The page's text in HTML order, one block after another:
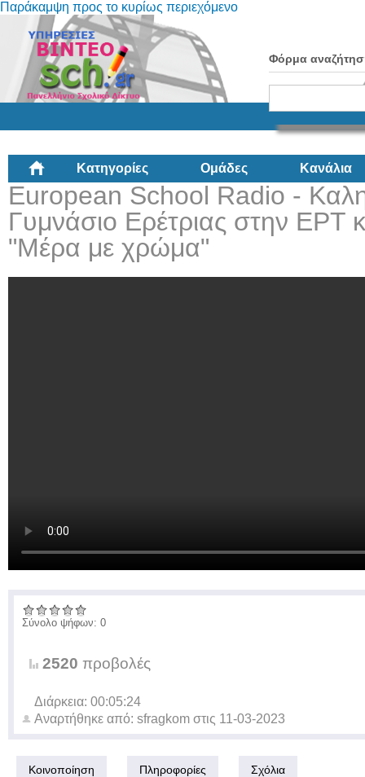
Παράκαμψη προς το κυρίως περιεχόμενο
Φόρμα
Κατηγορίες Ομάδες Κανάλια
European School Radio -
Γυμνάσιο Ερέτριας στην ΕΡΤ
"Μέρα με χρώμα"
Σύνολο ψήφων: 0
2520 προβολές
Διάρκεια: 00:05:24
Αναρτήθηκε από: sfragkom στις 11-03-2023
Κοινοποίηση Πληροφορίες Σχόλια